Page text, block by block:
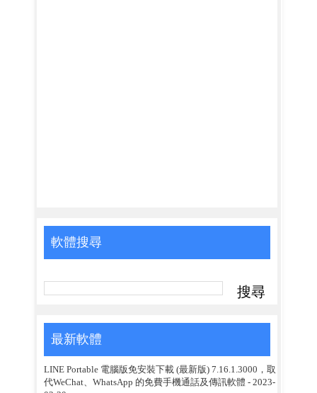
軟體搜尋
最新軟體
LINE Portable 電腦版免安裝下載 (最新版) 7.16.1.3000，取
代WeChat、WhatsApp 的免費手機通話及傳訊軟體 - 2023-